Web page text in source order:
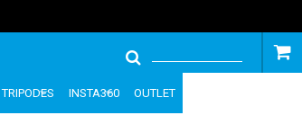
TRIPODES INSTA360 OUTLET